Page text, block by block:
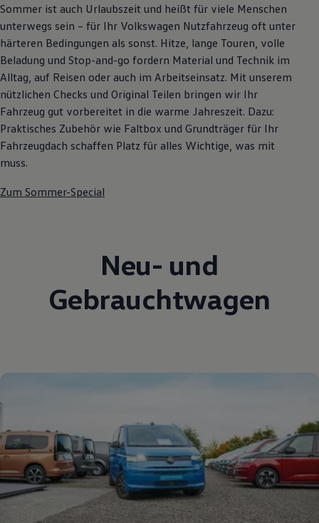
Sommer ist auch Urlaubszeit und heißt für viele Menschen
unterwegs sein – für Ihr Volkswagen Nutzfahrzeug oft unter
härteren Bedingungen als sonst. Hitze, lange Touren, volle
Beladung und Stop-and-go fordern Material und Technik im
Alltag, auf Reisen oder auch im Arbeitseinsatz. Mit unserem
nützlichen Checks und Original Teilen bringen wir Ihr
Fahrzeug gut vorbereitet in die warme Jahreszeit. Dazu:
Praktisches Zubehör wie Faltbox und Grundträger für Ihr
Fahrzeugdach schaffen Platz für alles Wichtige, was mit
muss.
Zum Sommer-Special
Neu- und
Gebrauchtwagen